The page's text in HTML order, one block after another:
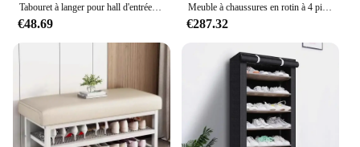
€48.69
Meuble à chaussures en rotin à 4 pivots, armoire de rangement T1 à 2 niveaux pour talons, pantoufles, chaussures autoportantes
€287.32